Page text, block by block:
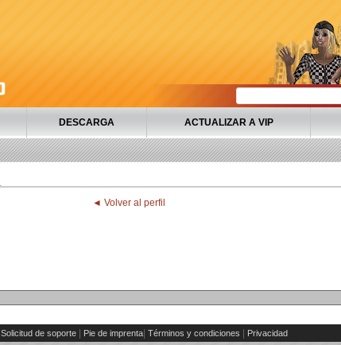
DESCARGA ACTUALIZAR A VIP
◄ Volver al perfil
Solicitud de soporte Pie de imprenta| Términos y condiciones
Privacidad